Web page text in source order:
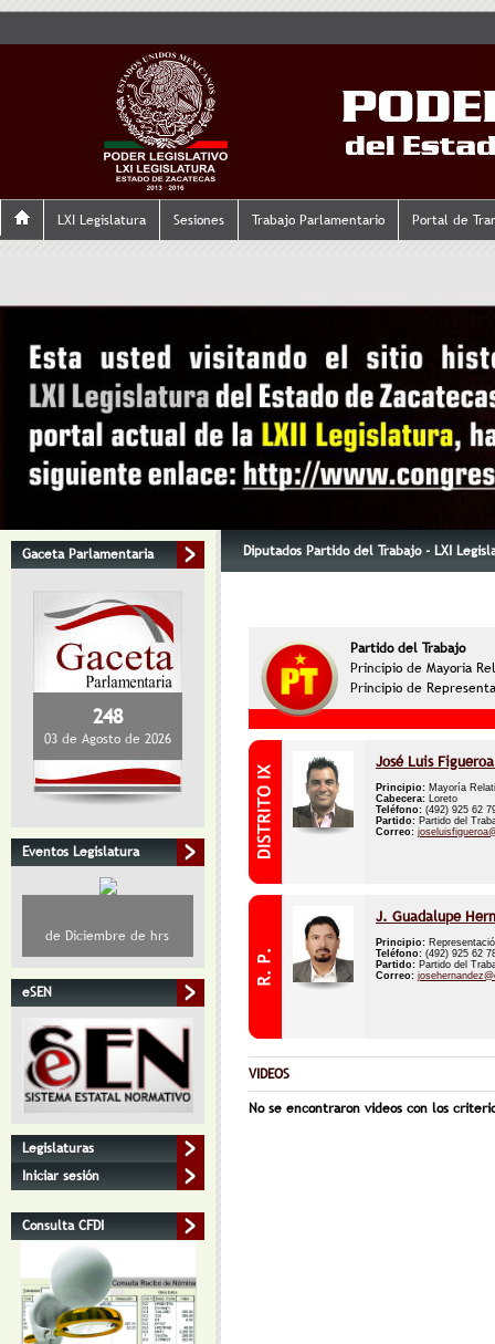
LXI Legislatura Sesiones Trabajo Parlamentario Portal de
Gaceta Parlamentaria
248
03 de Agosto de 2026
Eventos Legislatura
de Diciembre de hrs
eSEN
Legislaturas
Iniciar sesión
Consulta CFDI
Diputados Partido del Trabajo - LXI
Partido del Trabajo
Principio de Mayoria
Principio de
José Luis
Principio: Mayoría
Cabecera: Loreto
Teléfono: (492) 925 62
Partido: Partido del
Correo:
J. Guadalupe
Principio:
Teléfono: (492) 925 62
Partido: Partido del
Correo:
VIDEOS
No se encontraron videos con los